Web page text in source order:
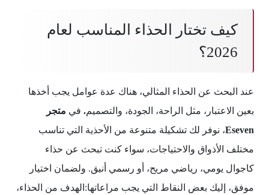
كيف تختار الحذاء المناسب لعام
2026؟
عند البحث عن الحذاء المثالي، هناك عدة عوامل يجب أخذها
بعين الاعتبار، مثل الراحة، الجودة، والتصميم. في متجر
Eseven، نوفر لك تشكيلة متنوعة من الأحذية التي تناسب
مختلف الأذواق والاحتياجات، سواء كنت تبحث عن حذاء
كاجوال يومي، رياضي مريح، أو رسمي أنيق. ولضمان اختيار
موفق، إليك بعض النقاط التي يجب مراعاتها:الهدف من الحذاء،